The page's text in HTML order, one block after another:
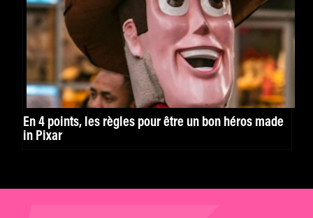
En 4 points, les règles pour être un bon héros made
in Pixar